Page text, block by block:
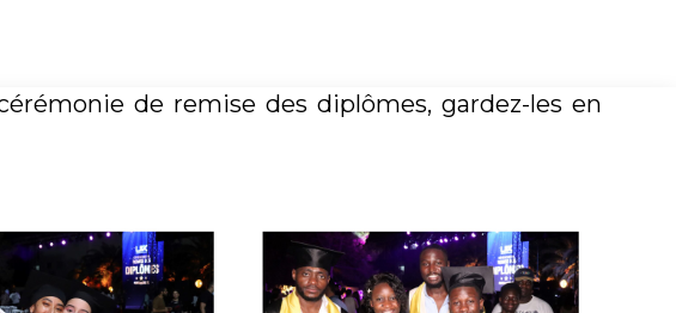
de remise des diplômes, gardez-les en